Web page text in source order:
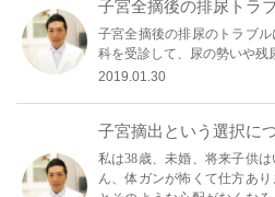
子宮全摘後の排尿トラ
子宮全摘後の排尿のトラブ
科を受診して、尿の勢いや
2019.01.30
子宮摘出という選択に
私は38歳、未婚、将来子供
ん、体ガンが怖くて仕方あ